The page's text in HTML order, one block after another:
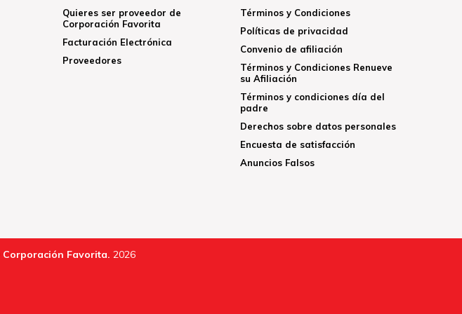
Quieres ser proveedor de
Corporación Favorita
Facturación Electrónica
Proveedores
Términos y Condiciones
Políticas de privacidad
Convenio de afiliación
Términos y Condiciones Renueve
su Afiliación
Términos y condiciones día del
padre
Derechos sobre datos personales
Encuesta de satisfacción
Anuncios Falsos
Corporación Favorita. 2026